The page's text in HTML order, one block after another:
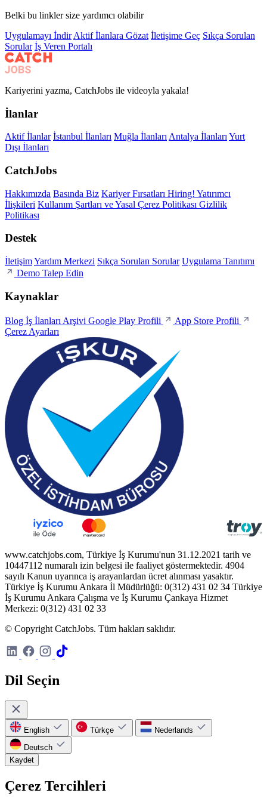
Belki bu linkler size yardımcı olabilir
Uygulamayı İndir Aktif İlanlara Gözat İletişime Geç Sıkça Sorulan
Sorular İş Veren Portalı
Kariyerini yazma, CatchJobs ile videoyla yakala!
İlanlar
Aktif İlanlar İstanbul İlanları Muğla İlanları Antalya İlanları Yurt
Dışı İlanları
CatchJobs
Hakkımızda Basında Biz Kariyer Fırsatları Hiring! Yatırımcı
İlişkileri Kullanım Şartları ve Yasal Çerez Politikası Gizlilik
Politikası
Destek
İletişimYardım Merkezi Sıkça Sorulan Sorular Uygulama Tanıtımı
Demo Talep Edin
Kaynaklar
Blog İş İlanları Arşivi Google Play Profili
App Store Profili
Çerez Ayarları
www.catchjobs.com, Türkiye İş Kurumu'nun 31.12.2021 tarih ve
10447112 numaralı izin belgesi ile faaliyet göstermektedir. 4904
sayılı Kanun uyarınca iş arayanlardan ücret alınması yasaktır.
Türkiye İş Kurumu Ankara İl Müdürlüğü: 0(312) 431 02 34 Türkiye
İş Kurumu Ankara Çalışma ve İş Kurumu Çankaya Hizmet
Merkezi: 0(312) 431 02 33
© Copyright CatchJobs. Tüm hakları saklıdır.
Dil Seçin
English Türkçe
Nederlands
Deutsch
Kaydet
Çerez Tercihleri